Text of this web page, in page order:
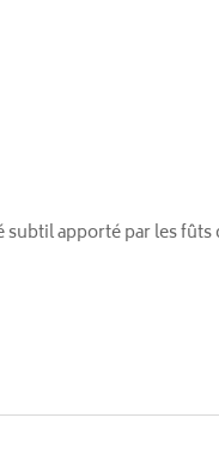
apporté par les fûts